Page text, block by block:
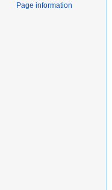
Page information